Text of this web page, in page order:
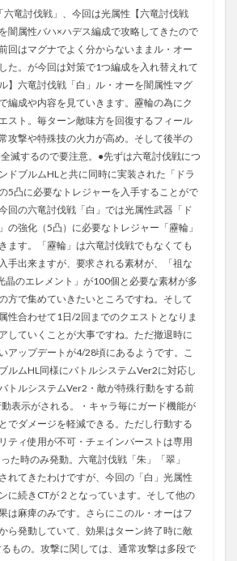
六竜討伐戦」、今回は光属性【六竜討伐戦
闇属性バハ×ハデス編成で攻略してきたので
回はマグナでよく分からないままル・オー
た。が今回は対策で1つ編成を入れ替えれて
】六竜討伐戦「白」ル・オーを闇属性マグ
編成や内容を見ていきます。靂輪の為にク
スト。毎ターン敵味方を回復するフィール
攻撃や特殊技の火力が高め。そして後半の
滅するので要注意。●先ずは六竜討伐戦につ
ドブルムHLと共に同時に実装された「ドラ
5凸に必要なトレジャーを入手することがで
回の六竜討伐戦「白」では光属性武器「ド
の強化（5凸）に必要なトレジャー「靂輪」
ます。「靂輪」は六竜討伐戦でもなくても
手出来ますが、要求される素材が、「祖な
晶のエレメント」が100個と必要な素材が多
方で集めていきたいところですね。そして
性合わせて1日/2回までのクエストとなりま
していくことが大事ですね。ただ撤退時に
アップデートが4/28頃にあるようです。こ
ルムHL同様にバトルシステムVer2に対応し
トルシステムVer2・敵が特殊行動をする前
表示がされる。・キャラ毎にガード機能が
でダメージを軽減できる。ただし行動する
ティ使用が不可・チェインバーストは専用
た時のみ発動。六竜討伐戦「朱」「翠」
れてきたわけですが、今回の「白」光属性
に続きCTが２となっています。そして他の
は麻痺のみです。さらにこのル・オーはフ
ら発動していて、効果はターン終了時に敵
もの。攻撃に関しては、通常攻撃は多段で